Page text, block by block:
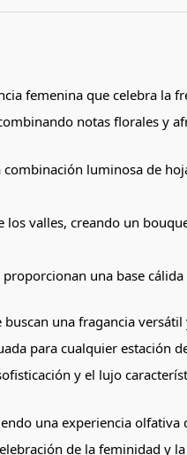
femenina que celebra la
notas florales y
luminosa de
valles, creando un
una base
una fragancia
para cualquier estación
y el lujo
una experiencia
de la feminidad y